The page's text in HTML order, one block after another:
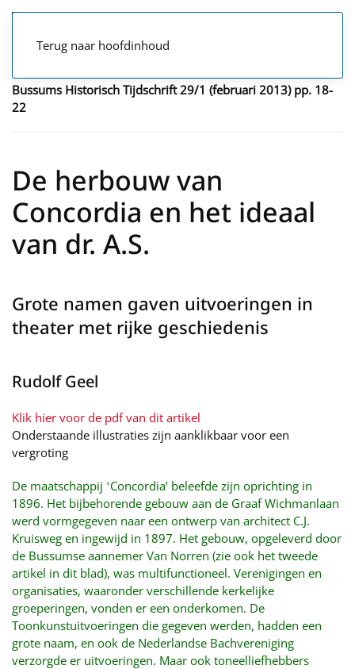
Terug naar hoofdinhoud
Bussums Historisch Tijdschrift 29/1 (februari 2013) pp. 18-
22
De herbouw van
Concordia en het ideaal
van dr. A.S.
Grote namen gaven uitvoeringen in
theater met rijke geschiedenis
Rudolf Geel
Klik hier voor de pdf van dit artikel
Onderstaande illustraties zijn aanklikbaar voor een
vergroting
De maatschappij ‛Concordia’ beleefde zijn oprichting in
1896. Het bijbehorende gebouw aan de Graaf Wichmanlaan
werd vormgegeven naar een ontwerp van architect C.J.
Kruisweg en ingewijd in 1897. Het gebouw, opgeleverd door
de Bussumse aannemer Van Norren (zie ook het tweede
artikel in dit blad), was multifunctioneel. Verenigingen en
organisaties, waaronder verschillende kerkelijke
groeperingen, vonden er een onderkomen. De
Toonkunstuitvoeringen die gegeven werden, hadden een
grote naam, en ook de Nederlandse Bachvereniging
verzorgde er uitvoeringen. Maar ook toneelliefhebbers